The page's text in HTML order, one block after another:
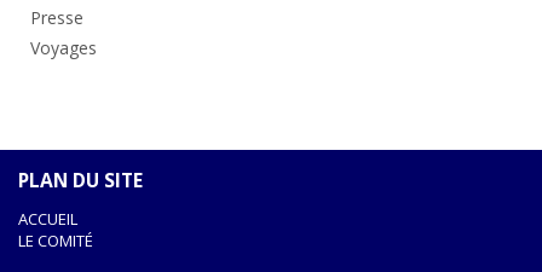
Presse
Voyages
PLAN DU SITE
ACCUEIL
LE COMITÉ